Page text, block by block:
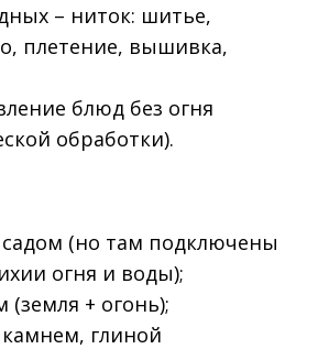
– ниток: шитье,
плетение, вышивка,
блюд без огня
обработки).
садом (но там подключены
огня и воды);
(земля + огонь);
камнем, глиной